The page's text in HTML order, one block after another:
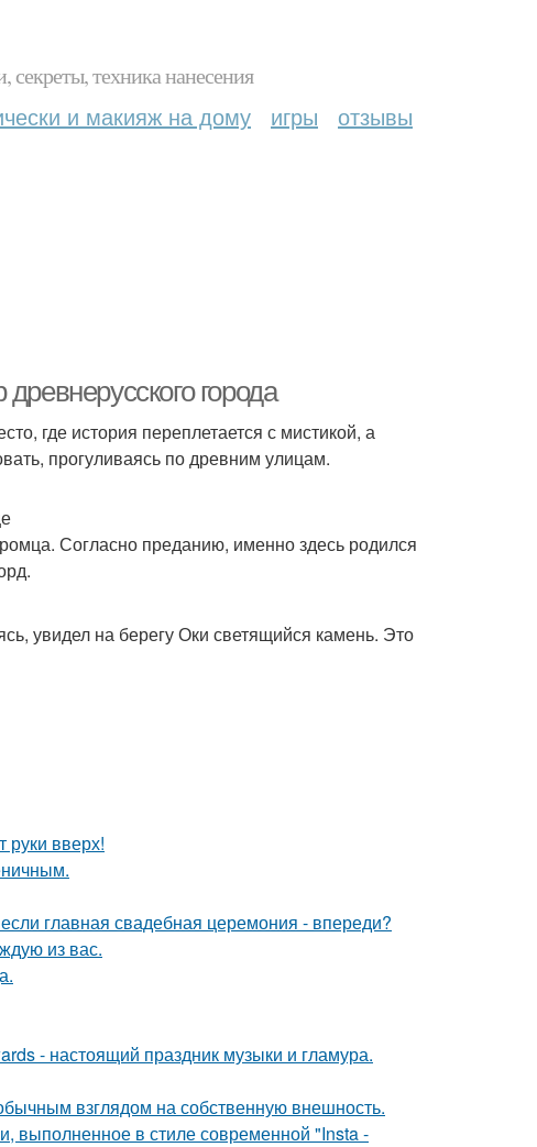
техника нанесения
и макияж на дому игры отзывы
города
где история переплетается с мистикой, а
прогуливаясь по древним улицам.
Согласно преданию, именно здесь родился
увидел на берегу Оки светящийся камень. Это
руки вверх!
главная свадебная церемония - впереди?
из вас.
- настоящий праздник музыки и гламура.
взглядом на собственную внешность.
выполненное в стиле современной "Insta -